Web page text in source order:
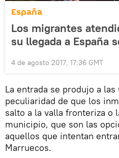
España
Los migrantes
su llegada a España
4 de agosto 2017, 17:36 GMT
La entrada se produjo a
peculiaridad de que los
salto a la valla fronteriza o
municipio, que son las
aquellos que intentan
Marruecos.